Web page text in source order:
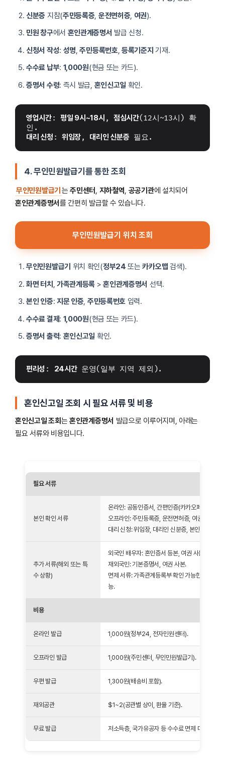
신분증 지참(주민등록증, 운전면허증, 여권).
민원 창구에서 혼인관계증명서 발급 신청.
신청서 작성: 성명,주민등록번호,등록기준지 기재.
수수료 납부: 1,000원(현금 또는 카드).
증명서 수령: 즉시 발급, 혼인신고일 확인.
영업시간: 평일 9시~18시 , 점심시간(12시~13시) 확
인.
대리 신청 : 위임장, 대리인 신분증 필요.
4. 무인민원발급기를 통한 조회
무인민원발급기 는주민센터 , 지하철역, 공공기관에 설치되어
혼인관계증명서를 간편히 발급할 수 있습니다.
무인민원발급기 위치 조회
무인민원발급기 위치 확인(정부24 또는카카오맵 검색).
화면 터치 , 가족관계등록 >혼인관계증명서 선택.
본인 인증: 지문 인증, 주민등록번호 입력.
수수료 결제 : 1,000원(현금 또는 카드).
증명서 출력: 혼인신고일 확인.
편리성 : 24시간 운영(일부 지역 제외).
혼인신고일 조회 시 필요 서류 및 비용
혼인신고일 조회는혼인관계증명서 발급으로 이루어지며, 아래는
필요 서류와 비용입니다.
필요 서류
본인 확인 서류
온라인: 공동인증서, 간편인증(카카오페이, 네이
오프라인: 주민등록증, 운전면허증, 여권.
대리 신청: 위임장, 대리인 신분증, 본인 신분증
추가 서류(해외 또는 특
수 상황)
외국인 배우자: 혼인증서 등본, 여권 사본.
재외국민: 기본증명서, 여권 사본.
면제 서류: 가족관계등록부 확인 가능한 경우 기
능.
비용
온라인 발급 1,000원(정부24, 전자민원센터).
오프라인 발급 1,000원(주민센터, 무인민원발급기).
우편 발급 1,300원(배송비 포함).
재외공관 $1~2(공관별 상이, 환율 기준).
무료 발급 저소득층, 국가유공자 등 수수료 면제 대상 확인.